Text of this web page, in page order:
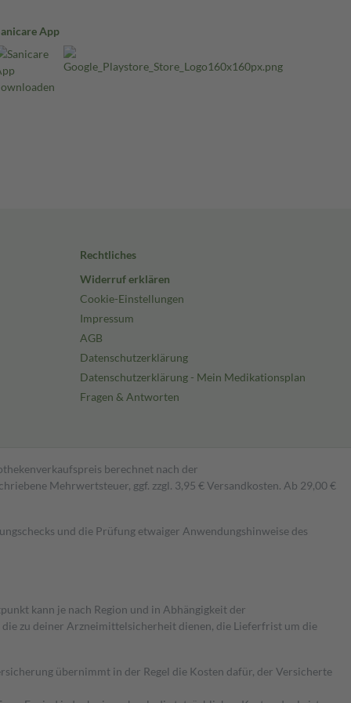
App
Rechtliches
Widerruf erklären
Cookie-Einstellungen
Impressum
AGB
Datenschutzerklärung
Datenschutzerklärung - Mein Medikationsplan
Fragen & Antworten
berechnet nach der
Mehrwertsteuer, ggf. zzgl. 3,95 € Versandkosten. Ab 29,00 €
und die Prüfung etwaiger Anwendungshinweise des
kann je nach Region und in Abhängigkeit der
zu deiner Arzneimittelsicherheit dienen, die Lieferfrist um die
übernimmt in der Regel die Kosten dafür, der Versicherte